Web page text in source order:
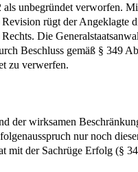
als unbegründet verworfen.
Revision rügt der Angeklagte
Die
Beschluss gemäß § 349
zu verwerfen.
der wirksamen
nur noch
mit der Sachrüge Erfolg (§